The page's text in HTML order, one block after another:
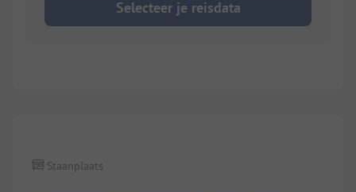
Selecteer je reisdata
Staanplaats